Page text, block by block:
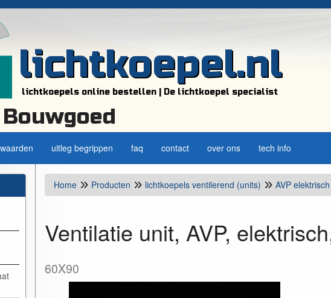
lichtkoepel.nl
lichtkoepels online bestellen | De lichtkoepel specialist
uitleg begrippen faq contact over ons tech info
Home Producten lichtkoepels ventilerend (units) AVP elektrisch
Ventilatie unit, AVP,
60X90